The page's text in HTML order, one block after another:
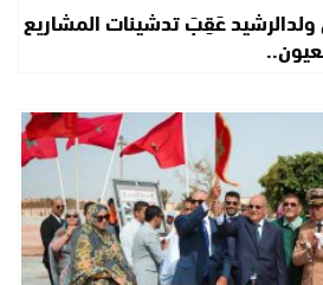
ولدالرشيد عَقِبَ تدشينات المشاريع